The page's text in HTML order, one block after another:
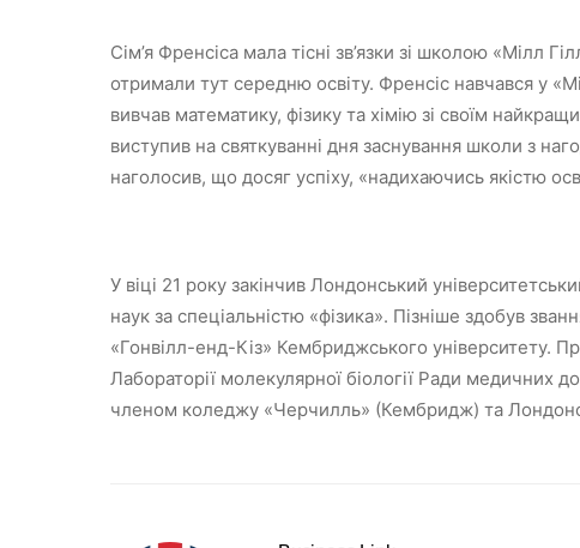
Сім’я Френсіса мала тісні зв’язки зі школою «Мілл
отримали тут середню освіту. Френсіс навчався у
вивчав математику, фізику та хімію зі своїм
виступив на святкуванні дня заснування школи з
наголосив, що досяг успіху, «надихаючись якістю
У віці 21 року закінчив Лондонський
наук за спеціальністю «фізика». Пізніше здобув
«Гонвілл-енд-Кіз» Кембриджського університету.
Лабораторії молекулярної біології Ради
членом коледжу «Черчилль» (Кембридж) та